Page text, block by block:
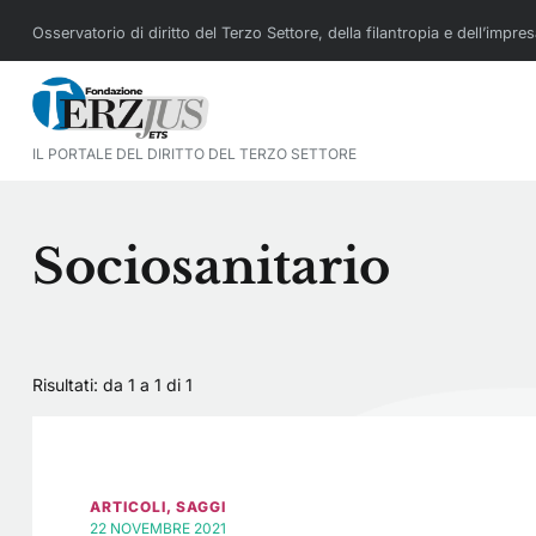
Osservatorio di diritto del Terzo Settore, della filantropia e
IL PORTALE DEL DIRITTO DEL TERZO SETTORE
Sociosanitario
Risultati: da 1 a 1 di 1
ARTICOLI, SAGGI
22 NOVEMBRE 2021